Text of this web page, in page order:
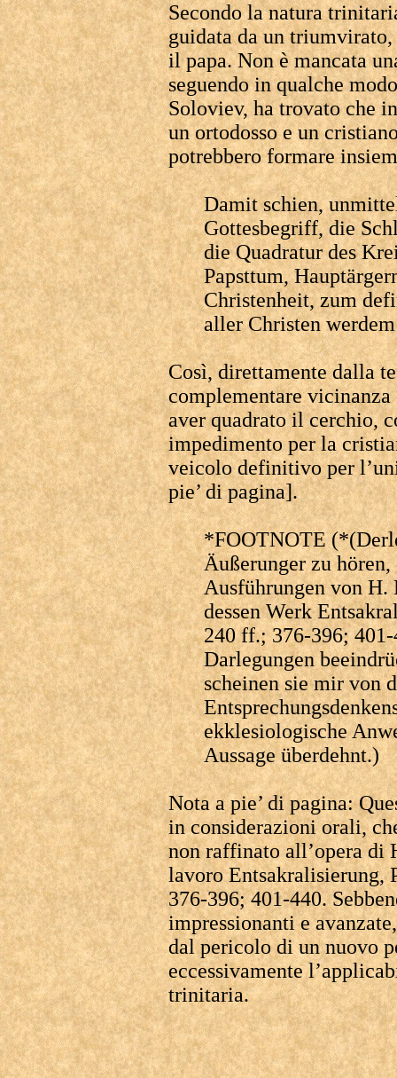
Secondo la natura
guidata da un
il papa. Non è mancata
seguendo in qualche
Soloviev, ha trovato che
un ortodosso e un
potrebbero formare
Damit schien,
Gottesbegriff, die
die Quadratur des
Papsttum,
Christenheit, zum
aller Christen
Così, direttamente dalla
complementare vicinanza
aver quadrato il cerchio,
impedimento per la
veicolo definitivo per
pie’ di pagina].
*FOOTNOTE
Äußerunger zu
Ausführungen von H.
dessen Werk
240 ff.; 376-396;
Darlegungen
scheinen sie mir von
ekklesiologische
Aussage überdehnt.)
Nota a pie’ di pagina:
in considerazioni orali,
non raffinato all’opera di
lavoro Entsakralisierung,
376-396; 401-440.
impressionanti e
dal pericolo di un nuovo
eccessivamente
trinitaria.